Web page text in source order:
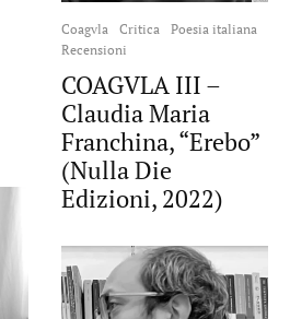
Coagvla Critica
Poesia italiana
Recensioni
COAGVLA III –
Claudia Maria
Franchina, “Erebo”
(Nulla Die
Edizioni, 2022)